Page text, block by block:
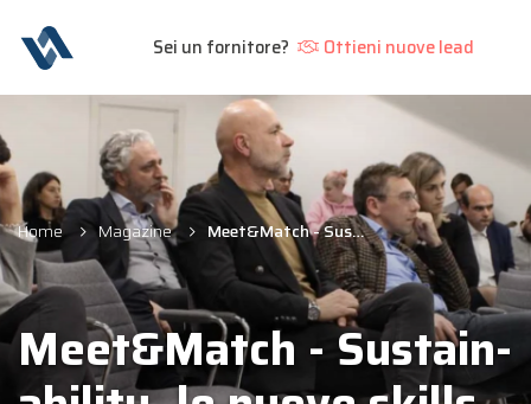
Sei un fornitore? Ottieni nuove lead
Home Magazine Meet&Match - Sustain-ability, le nuove skills per Aziende e Agenzie
Meet&Match - Sustain-